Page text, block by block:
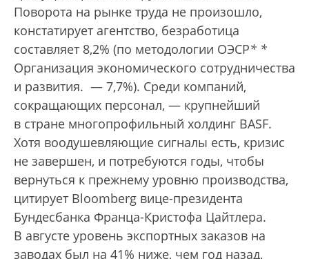
Поворота на рынке труда не произошло,
констатирует агентство, безработица
составляет 8,2% (по методологии ОЭСР* *
Организация экономического сотрудничества
и развития. — 7,7%). Среди компаний,
сокращающих персонал, — крупнейший
в стране многопрофильный холдинг BASF.
Хотя воодушевляющие сигналы есть, кризис
не завершен, и потребуются годы, чтобы
вернуться к прежнему уровню производства,
цитирует Bloomberg вице-президента
Бундесбанка Франца-Кристофа Цайтлера.
В августе уровень экспортных заказов на
заводах был на 41% ниже, чем год назад,